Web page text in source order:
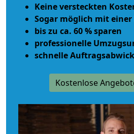
Keine versteckten
Sogar möglich mit
bis zu ca. 60 % sparen
professionelle
schnelle
Kostenlose